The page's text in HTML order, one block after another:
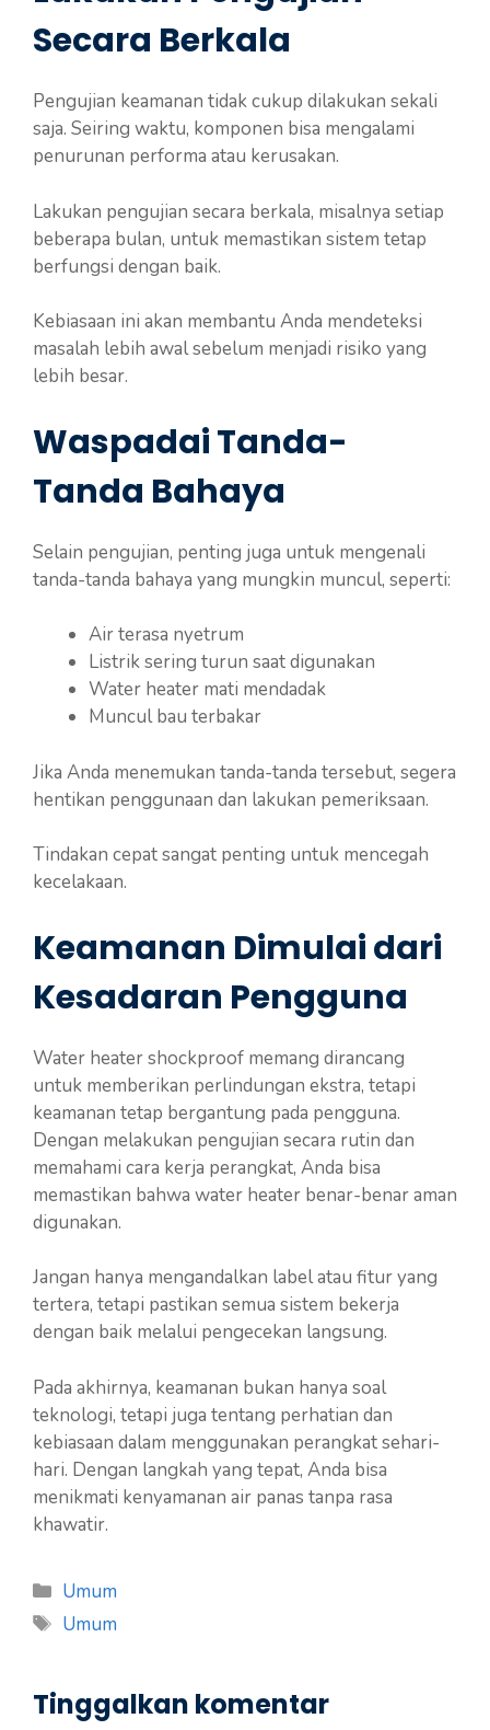
Secara Berkala
Pengujian keamanan tidak cukup dilakukan sekali
saja. Seiring waktu, komponen bisa mengalami
penurunan performa atau kerusakan.
Lakukan pengujian secara berkala, misalnya setiap
beberapa bulan, untuk memastikan sistem tetap
berfungsi dengan baik.
Kebiasaan ini akan membantu Anda mendeteksi
masalah lebih awal sebelum menjadi risiko yang
lebih besar.
Waspadai Tanda-
Tanda Bahaya
Selain pengujian, penting juga untuk mengenali
tanda-tanda bahaya yang mungkin muncul, seperti:
Air terasa nyetrum
Listrik sering turun saat digunakan
Water heater mati mendadak
Muncul bau terbakar
Jika Anda menemukan tanda-tanda tersebut, segera
hentikan penggunaan dan lakukan pemeriksaan.
Tindakan cepat sangat penting untuk mencegah
kecelakaan.
Keamanan Dimulai dari
Kesadaran Pengguna
Water heater shockproof memang dirancang
untuk memberikan perlindungan ekstra, tetapi
keamanan tetap bergantung pada pengguna.
Dengan melakukan pengujian secara rutin dan
memahami cara kerja perangkat, Anda bisa
memastikan bahwa water heater benar-benar aman
digunakan.
Jangan hanya mengandalkan label atau fitur yang
tertera, tetapi pastikan semua sistem bekerja
dengan baik melalui pengecekan langsung.
Pada akhirnya, keamanan bukan hanya soal
teknologi, tetapi juga tentang perhatian dan
kebiasaan dalam menggunakan perangkat sehari-
hari. Dengan langkah yang tepat, Anda bisa
menikmati kenyamanan air panas tanpa rasa
khawatir.
Kategori
Umum
Tag
Umum
Tinggalkan komentar